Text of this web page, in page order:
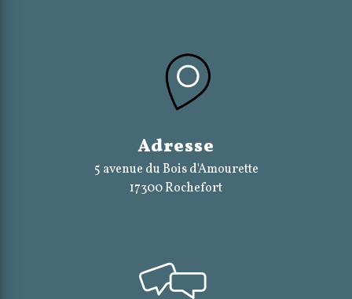
Adresse
5 avenue du Bois d'Amourette
17300 Rochefort